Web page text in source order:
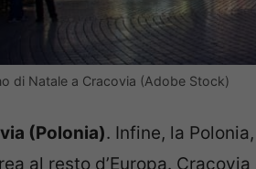
di Natale a Cracovia (Adobe Stock)
(Polonia). Infine, la
al resto d’Europa.